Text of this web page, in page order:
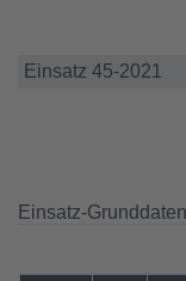
Einsatz 45-2021
Einsatz-Grunddaten